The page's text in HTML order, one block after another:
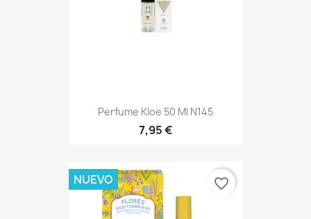
Perfume Kloe 50 Ml N145
7,95 €
NUEVO favorite_border